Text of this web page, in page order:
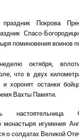
Покрова
Спасо-
поминовения воинов
октября,
что в двух
и хоронят останки
Вахты Памяти.
монастыря игумения
о солдатах Великой